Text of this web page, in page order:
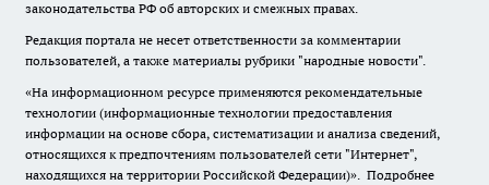
законодательства РФ об авторских и смежных правах.
Редакция портала не несет ответственности за комментарии
пользователей, а также материалы рубрики "народные новости".
«На информационном ресурсе применяются рекомендательные
технологии (информационные технологии предоставления
информации на основе сбора, систематизации и анализа сведений,
относящихся к предпочтениям пользователей сети "Интернет",
находящихся на территории Российской Федерации)». Подробнее